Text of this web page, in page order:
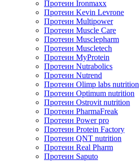
Протеин Ironmaxx
Протеин Kevin Levrone
Протеин Multipower
Протеин Muscle Care
Протеин Musclepharm
Протеин Muscletech
Протеин MyProtein
Протеин Nutrabolics
Протеин Nutrend
Протеин Olimp labs nutrition
Протеин Optimum nutrition
Протеин Ostrovit nutrition
Протеин PharmaFreak
Протеин Power pro
Протеин Protein Factory
Протеин QNT nutrition
Протеин Real Pharm
Протеин Saputo